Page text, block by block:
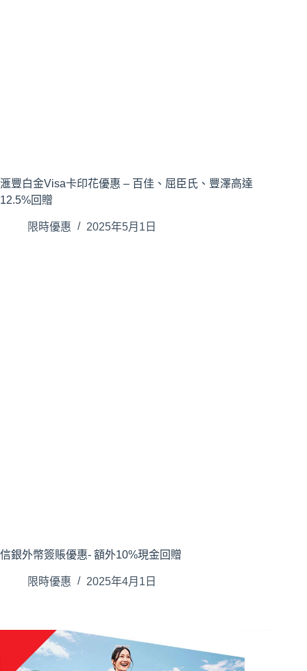
滙豐白金Visa卡印花優惠 – 百佳、屈臣氏、豐澤高達
12.5%回贈
限時優惠 2025年5月1日
信銀外幣簽賬優惠- 額外10%現金回贈
限時優惠 2025年4月1日